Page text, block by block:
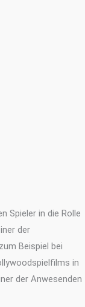
Spieler in die Rolle
der
Beispiel bei
in
der Anwesenden